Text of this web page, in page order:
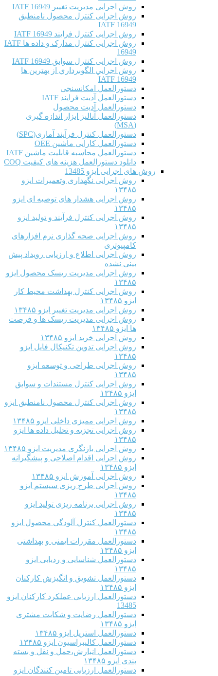
روش اجرایی مدیریت تغییر IATF 16949
روش اجرایی کنترل محصول نامنطبق
IATF 16949
روش اجرایی کنترل فرایند IATF 16949
روش اجرایی کنترل مدارک و داده ها IATF
16949
روش اجرایی کنترل سوابق IATF 16949
روش اجرايي الگوبرداري از بهترين ها
IATF 16949
دستورالعمل امکانسنجی
دستورالعمل آدیت فرایند IATF
دستورالعمل آدیت محصول
دستورالعمل آنالیز ابزار اندازه گیری
(MSA)
دستورالعمل کنترل فرآیند آماری(SPC)
دستورالعمل کارایی ماشین OEE
دستورالعمل محاسبه قابلیت ماشین IATF
دانلود دستورالعمل هزینه های کیفیت COQ
روش های اجرایی ایزو 13485
روش اجرایی نگهداری وتعمیرات ایزو
۱۳۴۸۵
روش اجرایی هشدار های توصیه ای ایزو
۱۳۴۸۵
روش اجرایی کنترل فرآیند و تولید ایزو
۱۳۴۸۵
روش اجرایی صحه گذاری نرم افزارهای
کامپیوتری
روش اجرایی اطلاع و ارزیابی رویداد پیش
بینی نشده
روش اجرایی مدیریت ریسک محصول ایزو
۱۳۴۸۵
روش اجرایی کنترل بهداشت محیط کار
ایزو ۱۳۴۸۵
روش اجرایی مدیریت تغییر ایزو ۱۳۴۸۵
روش اجرایی مدیریت ریسک ها و فرصت
ها ایزو ۱۳۴۸۵
روش اجرایی خرید ایزو ۱۳۴۸۵
روش اجرایی تدوین تکنیکال فایل ایزو
۱۳۴۸۵
روش اجرایی طراحی و توسعه ایزو
۱۳۴۸۵
روش اجرایی کنترل مستندات و سوابق
ایزو ۱۳۴۸۵
روش اجرایی کنترل محصول نامنطبق ایزو
۱۳۴۸۵
روش اجرایی ممیزی داخلی ایزو ۱۳۴۸۵
روش اجرایی تجزیه و تحلیل داده ها ایزو
۱۳۴۸۵
روش اجرایی بازنگری مدیریت ایزو ۱۳۴۸۵
روش اجرایی اقدام اصلاحی و پیشگیرانه
ایزو ۱۳۴۸۵
روش اجرایی آموزش ایزو ۱۳۴۸۵
روش اجرایی طرح ریزی سیستم ایزو
۱۳۴۸۵
روش اجرایی برنامه ریزی تولید ایزو
۱۳۴۸۵
دستورالعمل کنترل آلودگی محصول ایزو
۱۳۴۸۵
دستورالعمل مقررات ایمنی و بهداشتی
ایزو ۱۳۴۸۵
دستورالعمل شناسایی و ردیابی ایزو
۱۳۴۸۵
دستورالعمل تشویق و انگیزش کارکنان
ایزو ۱۳۴۸۵
دستورالعمل ارزیابی عملکرد کارکنان ایزو
13485
دستورالعمل رضایت و شکایت مشتری
ایزو ۱۳۴۸۵
دستورالعمل استریل ایزو ۱۳۴۸۵
دستورالعمل کالیبراسیون ایزو ۱۳۴۸۵
دستورالعمل انبارش،حمل و نقل و بسته
بندی ایزو ۱۳۴۸۵
دستورالعمل ارزیابی تامین کنندگان ایزو